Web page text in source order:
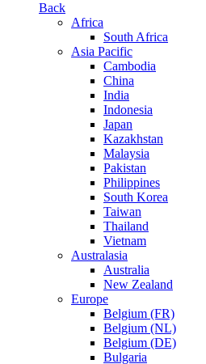
Back
Africa
South Africa
Asia Pacific
Cambodia
China
India
Indonesia
Japan
Kazakhstan
Malaysia
Pakistan
Philippines
South Korea
Taiwan
Thailand
Vietnam
Australasia
Australia
New Zealand
Europe
Belgium (FR)
Belgium (NL)
Belgium (DE)
Bulgaria